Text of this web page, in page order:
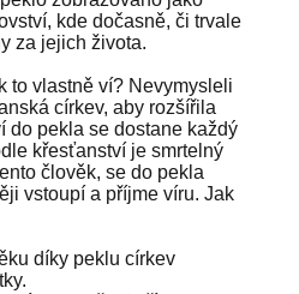
kde dočasně, či trvale
za jejich života.
to vlastně ví? Nevymysleli
církev, aby rozšířila
do pekla se dostane každý
křesťanství je smrtelný
člověk, se do pekla
vstoupí a příjme víru. Jak
díky peklu církev